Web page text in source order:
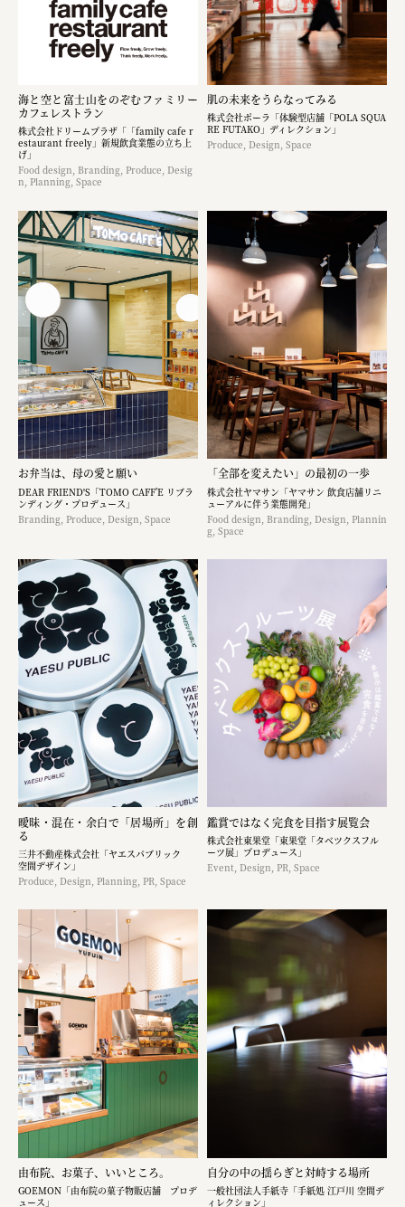
海と空と富士山をのぞむファミリー
カフェレストラン
株式会社ドリームプラザ「「family cafe r
estaurant freely」新規飲食業態の立ち上
げ」
Food design, Branding, Produce, Desig
n, Planning, Space
肌の未来をうらなってみる
株式会社ポーラ「体験型店舗「POLA SQUA
RE FUTAKO」ディレクション」
Produce, Design, Space
お弁当は、母の愛と願い
DEAR FRIEND'S「TOMO CAFF’E リブラ
ンディング・プロデュース」
Branding, Produce, Design, Space
「全部を変えたい」の最初の一歩
株式会社ヤマサン「ヤマサン 飲食店舗リニ
ューアルに伴う業態開発」
Food design, Branding, Design, Plannin
g, Space
曖昧・混在・余白で「居場所」を創
る
三井不動産株式会社「ヤエスパブリック
空間デザイン」
Produce, Design, Planning, PR, Space
鑑賞ではなく完食を目指す展覧会
株式会社東果堂「東果堂「タベツクスフル
ーツ展」プロデュース」
Event, Design, PR, Space
由布院、お菓子、いいところ。
GOEMON「由布院の菓子物販店舗 プロデ
ュース」
自分の中の揺らぎと対峙する場所
一般社団法人手紙寺「手紙処 江戸川 空間デ
ィレクション」